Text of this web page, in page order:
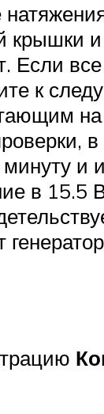
Если
к
и
в